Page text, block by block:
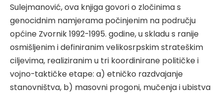
Sulejmanović, ova knjiga govori o zločinima s
genocidnim namjerama počinjenim na području
općine Zvornik 1992-1995. godine, u skladu s ranije
osmišljenim i definiranim velikosrpskim strateškim
ciljevima, realiziranim u tri koordinirane političke i
vojno-taktičke etape: a) etničko razdvajanje
stanovništva, b) masovni progoni, mučenja i ubistva